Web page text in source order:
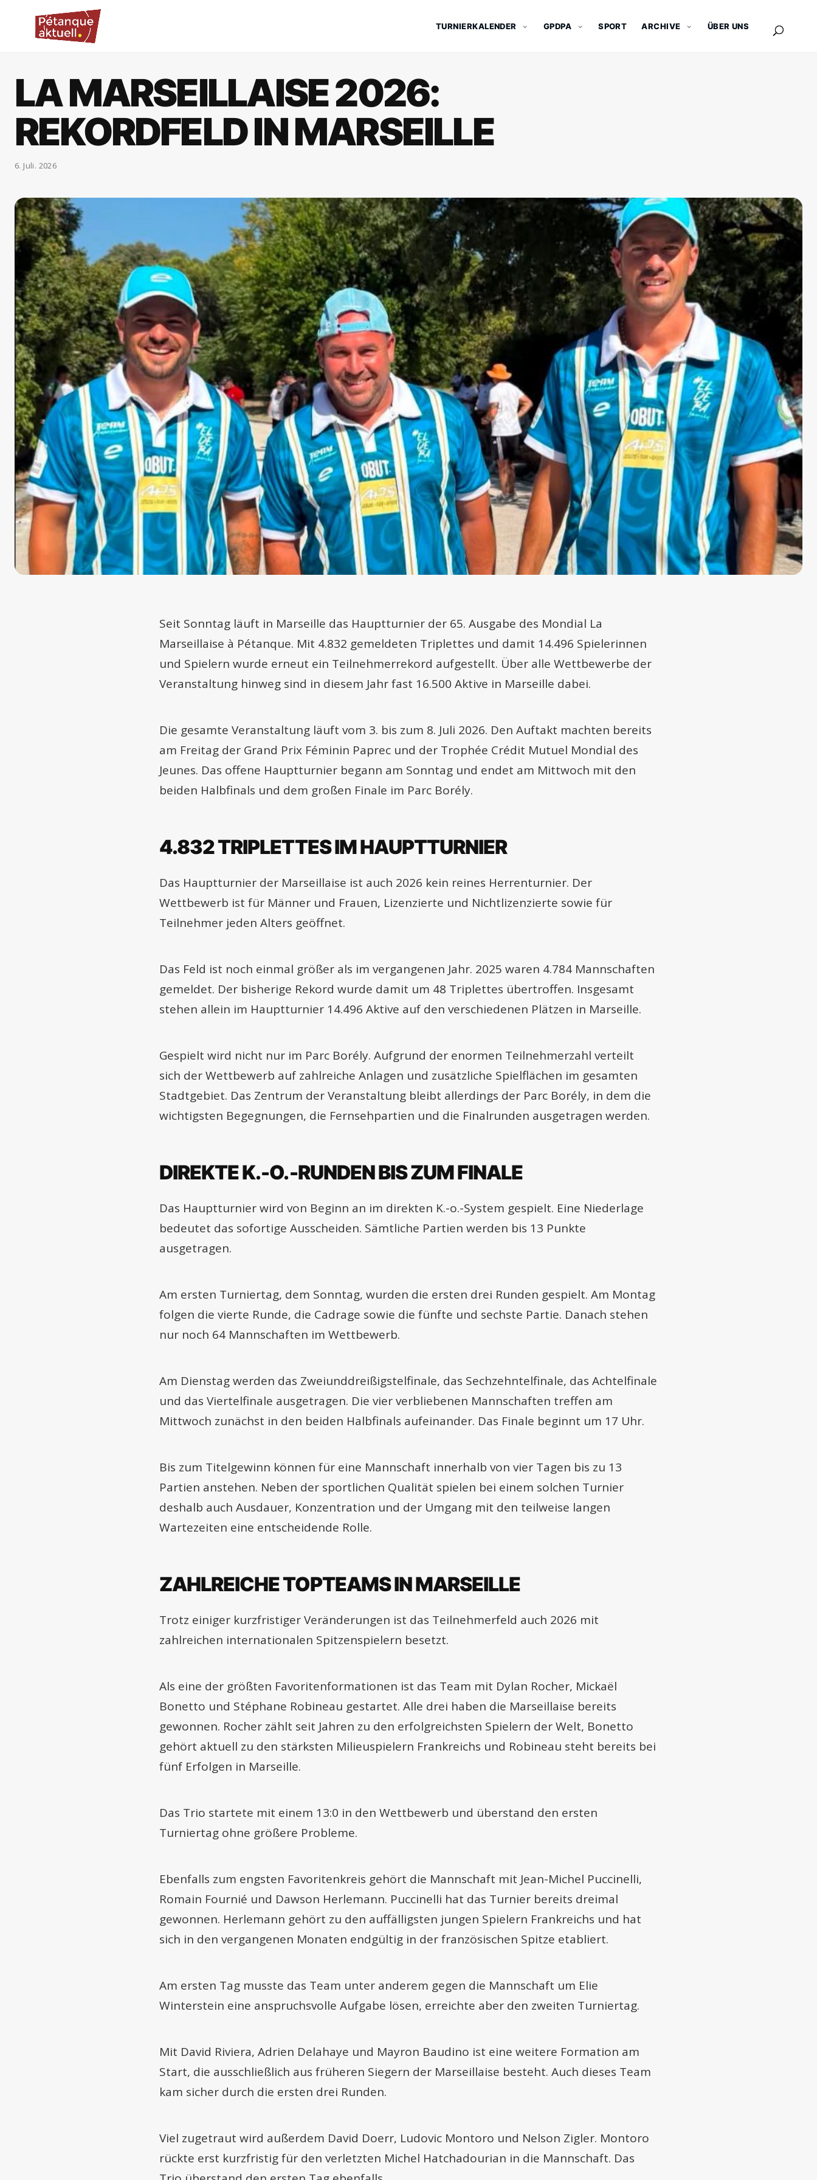
TURNIERKALENDER GPDPA SPORT ARCHIVE ÜBER UNS
LA MARSEILLAISE 2026:
REKORDFELD IN MARSEILLE
6. Juli. 2026
Seit Sonntag läuft in Marseille das Hauptturnier der 65. Ausgabe des Mondial La
Marseillaise à Pétanque. Mit 4.832 gemeldeten Triplettes und damit 14.496 Spielerinnen
und Spielern wurde erneut ein Teilnehmerrekord aufgestellt. Über alle Wettbewerbe der
Veranstaltung hinweg sind in diesem Jahr fast 16.500 Aktive in Marseille dabei.
Die gesamte Veranstaltung läuft vom 3. bis zum 8. Juli 2026. Den Auftakt machten bereits
am Freitag der Grand Prix Féminin Paprec und der Trophée Crédit Mutuel Mondial des
Jeunes. Das offene Hauptturnier begann am Sonntag und endet am Mittwoch mit den
beiden Halbfinals und dem großen Finale im Parc Borély.
4.832 TRIPLETTES IM HAUPTTURNIER
Das Hauptturnier der Marseillaise ist auch 2026 kein reines Herrenturnier. Der
Wettbewerb ist für Männer und Frauen, Lizenzierte und Nichtlizenzierte sowie für
Teilnehmer jeden Alters geöffnet.
Das Feld ist noch einmal größer als im vergangenen Jahr. 2025 waren 4.784 Mannschaften
gemeldet. Der bisherige Rekord wurde damit um 48 Triplettes übertroffen. Insgesamt
stehen allein im Hauptturnier 14.496 Aktive auf den verschiedenen Plätzen in Marseille.
Gespielt wird nicht nur im Parc Borély. Aufgrund der enormen Teilnehmerzahl verteilt
sich der Wettbewerb auf zahlreiche Anlagen und zusätzliche Spielflächen im gesamten
Stadtgebiet. Das Zentrum der Veranstaltung bleibt allerdings der Parc Borély, in dem die
wichtigsten Begegnungen, die Fernsehpartien und die Finalrunden ausgetragen werden.
DIREKTE K.-O.-RUNDEN BIS ZUM FINALE
Das Hauptturnier wird von Beginn an im direkten K.-o.-System gespielt. Eine Niederlage
bedeutet das sofortige Ausscheiden. Sämtliche Partien werden bis 13 Punkte
ausgetragen.
Am ersten Turniertag, dem Sonntag, wurden die ersten drei Runden gespielt. Am Montag
folgen die vierte Runde, die Cadrage sowie die fünfte und sechste Partie. Danach stehen
nur noch 64 Mannschaften im Wettbewerb.
Am Dienstag werden das Zweiunddreißigstelfinale, das Sechzehntelfinale, das Achtelfinale
und das Viertelfinale ausgetragen. Die vier verbliebenen Mannschaften treffen am
Mittwoch zunächst in den beiden Halbfinals aufeinander. Das Finale beginnt um 17 Uhr.
Bis zum Titelgewinn können für eine Mannschaft innerhalb von vier Tagen bis zu 13
Partien anstehen. Neben der sportlichen Qualität spielen bei einem solchen Turnier
deshalb auch Ausdauer, Konzentration und der Umgang mit den teilweise langen
Wartezeiten eine entscheidende Rolle.
ZAHLREICHE TOPTEAMS IN MARSEILLE
Trotz einiger kurzfristiger Veränderungen ist das Teilnehmerfeld auch 2026 mit
zahlreichen internationalen Spitzenspielern besetzt.
Als eine der größten Favoritenformationen ist das Team mit Dylan Rocher, Mickaël
Bonetto und Stéphane Robineau gestartet. Alle drei haben die Marseillaise bereits
gewonnen. Rocher zählt seit Jahren zu den erfolgreichsten Spielern der Welt, Bonetto
gehört aktuell zu den stärksten Milieuspielern Frankreichs und Robineau steht bereits bei
fünf Erfolgen in Marseille.
Das Trio startete mit einem 13:0 in den Wettbewerb und überstand den ersten
Turniertag ohne größere Probleme.
Ebenfalls zum engsten Favoritenkreis gehört die Mannschaft mit Jean-Michel Puccinelli,
Romain Fournié und Dawson Herlemann. Puccinelli hat das Turnier bereits dreimal
gewonnen. Herlemann gehört zu den auffälligsten jungen Spielern Frankreichs und hat
sich in den vergangenen Monaten endgültig in der französischen Spitze etabliert.
Am ersten Tag musste das Team unter anderem gegen die Mannschaft um Elie
Winterstein eine anspruchsvolle Aufgabe lösen, erreichte aber den zweiten Turniertag.
Mit David Riviera, Adrien Delahaye und Mayron Baudino ist eine weitere Formation am
Start, die ausschließlich aus früheren Siegern der Marseillaise besteht. Auch dieses Team
kam sicher durch die ersten drei Runden.
Viel zugetraut wird außerdem David Doerr, Ludovic Montoro und Nelson Zigler. Montoro
rückte erst kurzfristig für den verletzten Michel Hatchadourian in die Mannschaft. Das